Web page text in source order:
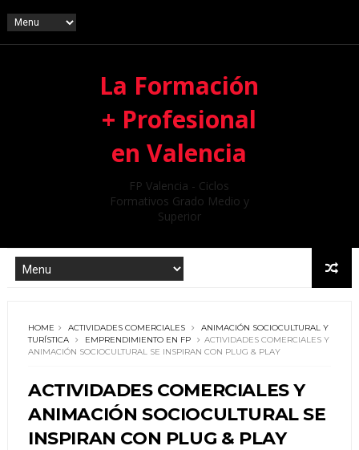
La Formación
+ Profesional
en Valencia
FP Valencia - Ciclos
Formativos Grado Medio y
Superior
HOME ACTIVIDADES COMERCIALES
ANIMACIÓN SOCIOCULTURAL Y
TURÍSTICA
EMPRENDIMIENTO EN FP
ACTIVIDADES COMERCIALES Y
ANIMACIÓN SOCIOCULTURAL SE INSPIRAN CON PLUG & PLAY
ACTIVIDADES COMERCIALES Y
ANIMACIÓN SOCIOCULTURAL SE
INSPIRAN CON PLUG & PLAY